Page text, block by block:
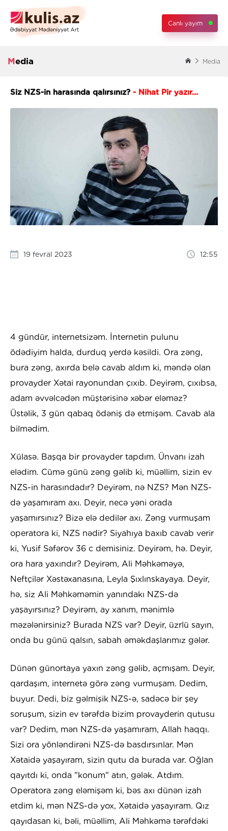
Canlı yayım
Media Media
Siz NZS-in harasında qalırsınız? - Nihat Pir yazır...
19 fevral 2023 12:55
4 gündür, internetsizəm. İnternetin pulunu
ödədiyim halda, durduq yerdə kəsildi. Ora zəng,
bura zəng, axırda belə cavab aldım ki, məndə olan
provayder Xətai rayonundan çıxıb. Deyirəm, çıxıbsa,
adam əvvəlcədən müştərisinə xəbər eləməz?
Üstəlik, 3 gün qabaq ödəniş də etmişəm. Cavab ala
bilmədim.
Xülasə. Başqa bir provayder tapdım. Ünvanı izah
elədim. Cümə günü zəng gəlib ki, müəllim, sizin ev
NZS-in harasındadır? Deyirəm, nə NZS? Mən NZS-
də yaşamıram axı. Deyir, necə yəni orada
yaşamırsınız? Bizə elə dedilər axı. Zəng vurmuşam
operatora ki, NZS nədir? Siyahıya baxıb cavab verir
ki, Yusif Səfərov 36 c demisiniz. Deyirəm, hə. Deyir,
ora hara yaxındır? Deyirəm, Ali Məhkəməyə,
Neftçilər Xəstəxanasına, Leyla Şıxlınskayaya. Deyir,
hə, siz Ali Məhkəməmin yanındakı NZS-də
yaşayırsınız? Deyirəm, ay xanım, mənimlə
məzələnirsiniz? Burada NZS var? Deyir, üzrlü sayın,
onda bu günü qalsın, sabah əməkdaşlarımız gələr.
Dünən günortaya yaxın zəng gəlib, açmışam. Deyir,
qardaşım, internetə görə zəng vurmuşam. Dedim,
buyur. Dedi, biz gəlmişik NZS-ə, sadəcə bir şey
soruşum, sizin ev tərəfdə bizim provayderin qutusu
var? Dedim, mən NZS-də yaşamıram, Allah haqqı.
Sizi ora yönləndirəni NZS-də basdırsınlar. Mən
Xətaidə yaşayıram, sizin qutu da burada var. Oğlan
qayıtdı ki, onda "konum" atın, gələk. Atdım.
Operatora zəng eləmişəm ki, bəs axı dünən izah
etdim ki, mən NZS-də yox, Xətaidə yaşayıram. Qız
qayıdasan ki, bəli, müəllim, Ali Məhkəmə tərəfdəki